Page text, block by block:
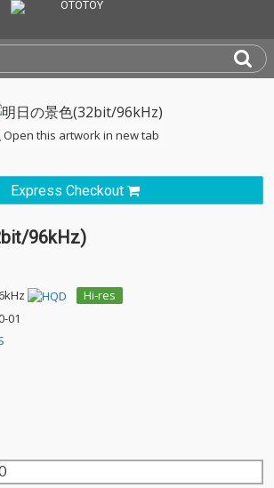
Open this artwork in new tab
Express Checkout
96kHz)
Hi-res
01